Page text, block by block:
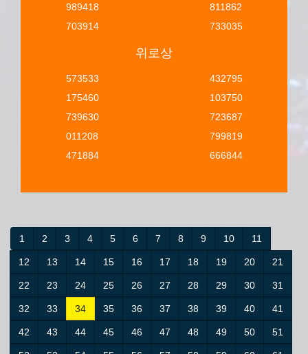
989418
703914
811862
733035
위로상
573533
175460
739630
011208
471884
432795
103750
723687
799819
666844
1 2 3 4 5 6 7 8 9 10 11
12 13 14 15 16 17 18 19 20 21
22 23 24 25 26 27 28 29 30 31
32 33 34 35 36 37 38 39 40 41
42 43 44 45 46 47 48 49 50 51